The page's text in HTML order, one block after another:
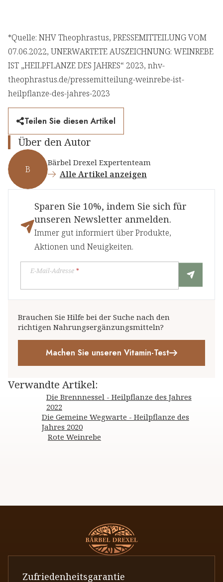
*Quelle: NHV Theophrastus, PRESSEMITTEILUNG VOM
07.06.2022, UNERWARTETE AUSZEICHNUNG: WEINREBE
IST „HEILPFLANZE DES JAHRES“ 2023, nhv-
theophrastus.de/pressemitteilung-weinrebe-ist-
heilpflanze-des-jahres-2023
Teilen Sie diesen Artikel
Über den Autor
B
Bärbel Drexel Expertenteam
Alle Artikel anzeigen
Sparen Sie 10%, indem Sie sich für
unseren Newsletter anmelden.
Immer gut informiert über Produkte,
Aktionen und Neuigkeiten.
E-Mail-Adresse *
Brauchen Sie Hilfe bei der Suche nach den
richtigen Nahrungsergänzungsmitteln?
Machen Sie unseren Vitamin-Test
Verwandte Artikel:
Die Brennnessel - Heilpflanze des Jahres
2022
Die Gemeine Wegwarte - Heilpflanze des
Jahres 2020
Rote Weinrebe
Zufriedenheitsgarantie